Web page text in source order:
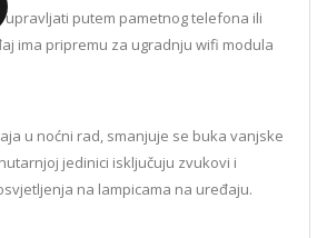
upravljati putem pametnog telefona ili
ima pripremu za ugradnju wifi modula
u noćni rad, smanjuje se buka vanjske
jedinici isključuju zvukovi i
na lampicama na uređaju.